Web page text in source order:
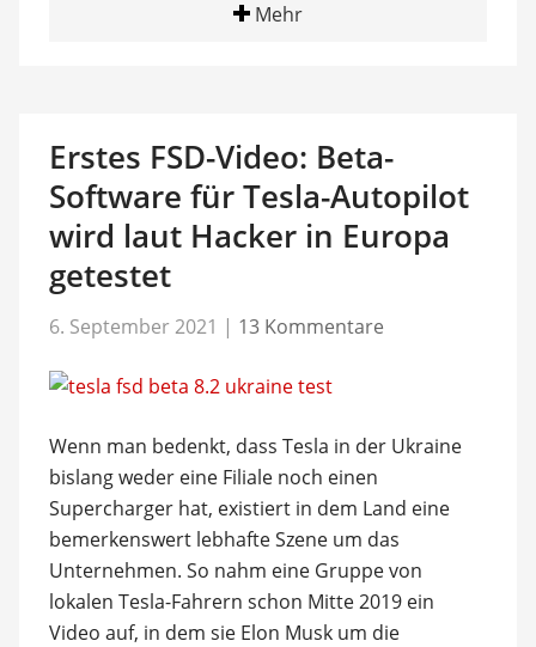
Mehr
Erstes FSD-Video: Beta-
Software für Tesla-Autopilot
wird laut Hacker in Europa
getestet
6. September 2021 | 13 Kommentare
Wenn man bedenkt, dass Tesla in der Ukraine
bislang weder eine Filiale noch einen
Supercharger hat, existiert in dem Land eine
bemerkenswert lebhafte Szene um das
Unternehmen. So nahm eine Gruppe von
lokalen Tesla-Fahrern schon Mitte 2019 ein
Video auf, in dem sie Elon Musk um die